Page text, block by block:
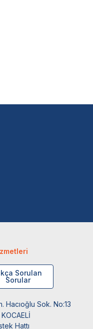
Sorulan
Sorular
Hacıoğlu Sok. No:13
Hattı